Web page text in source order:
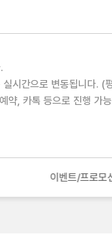
시간으로 변동됩니다.
, 카톡 등으로 진행 가
이벤트/프로모